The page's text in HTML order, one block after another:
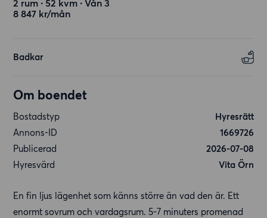
2 rum ∙ 52 kvm ∙ Vån 3
8 847 kr/mån
Badkar
Om boendet
Bostadstyp
Hyresrätt
Annons-ID
1669726
Publicerad
2026-07-08
Hyresvärd
Vita Örn
En fin ljus lägenhet som känns större än vad den är. Ett
enormt sovrum och vardagsrum. 5-7 minuters promenad